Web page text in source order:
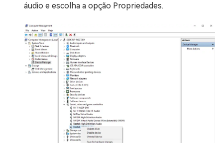
áudio e escolha a opção Propriedades.